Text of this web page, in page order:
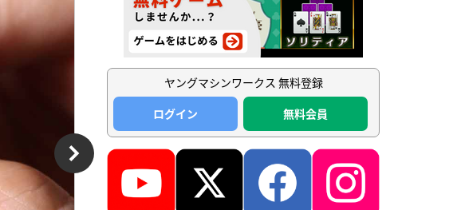
ヤングマシンワークス 無料登録
ログイン
無料会員